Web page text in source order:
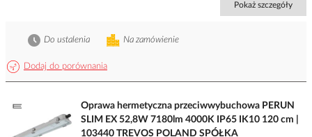
Pokaż szczegóły
Dodaj do porównania
Na zamówienie
Do ustalenia
Oprawa hermetyczna przeciwwybuchowa PERUN
SLIM EX 52,8W 7180lm 4000K IP65 IK10 120 cm |
103440 TREVOS POLAND SPÓŁKA